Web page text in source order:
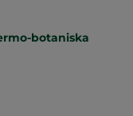
botaniska